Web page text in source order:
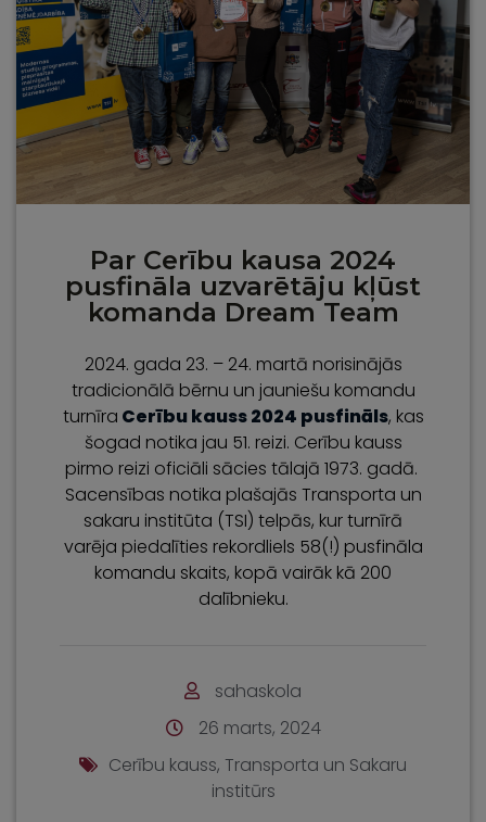
Par Cerību kausa 2024
pusfināla uzvarētāju kļūst
komanda Dream Team
2024. gada 23. – 24. martā norisinājās
tradicionālā bērnu un jauniešu komandu
turnīra Cerību kauss 2024 pusfināls, kas
šogad notika jau 51. reizi. Cerību kauss
pirmo reizi oficiāli sācies tālajā 1973. gadā.
Sacensības notika plašajās Transporta un
sakaru institūta (TSI) telpās, kur turnīrā
varēja piedalīties rekordliels 58(!) pusfināla
komandu skaits, kopā vairāk kā 200
dalībnieku.
sahaskola
26 marts, 2024
Cerību kauss, Transporta un Sakaru
institūrs